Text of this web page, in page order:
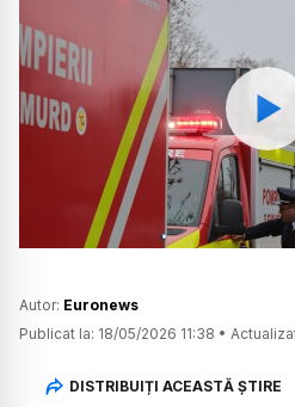
Autor: Euronews
Publicat la: 18/05/2026 11:38 •
DISTRIBUIȚI ACEASTĂ ȘTIRE